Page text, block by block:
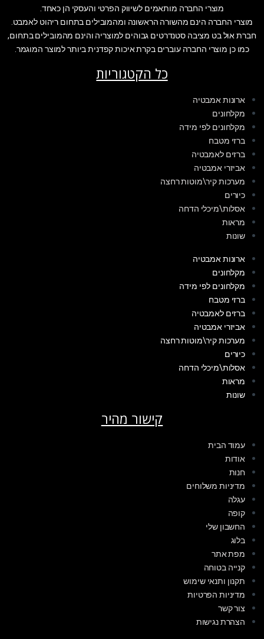
מוצרי החברה מותאמים לשיווק הפרטי והעסקי הן כאחד.
מוצרי החברה הינם מהשורה הראשונה ומהמובילים בתחום ריהוט לאמבט.
חברת אול בט מציבה סטנדרטים גבוהים למוצריה והינם מהמובילים בתחום,
כמו כן מוצרי החברה עוברים בקרת איכות קפדנית ביותר למוצר המוגמר.
כל הקטגוריות
ארונות אמבטיה
מקלחונים
מקלחונים לפי מידה
ברזי מטבח
ברזים לאמבטיה
אביזרי אמבטיה
מערכות קיר\מוטות רחצה
כיורים
אסלות\מיכלי הדחה
מראות
שונות
ארונות אמבטיה
מקלחונים
מקלחונים לפי מידה
ברזי מטבח
ברזים לאמבטיה
אביזרי אמבטיה
מערכות קיר\מוטות רחצה
כיורים
אסלות\מיכלי הדחה
מראות
שונות
קישור מהיר
עמוד הבית
אודות
חנות
מדיניות משלוחים
עגלה
קופה
החשבון שלי
בלוג
מפת אתר
קנייה בטוחה
תקנון ותנאי שימוש
מדיניות הפרטיות
צור קשר
הצהרת נגישות